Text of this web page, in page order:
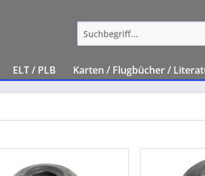
ELT / PLB Karten / Flugbücher /